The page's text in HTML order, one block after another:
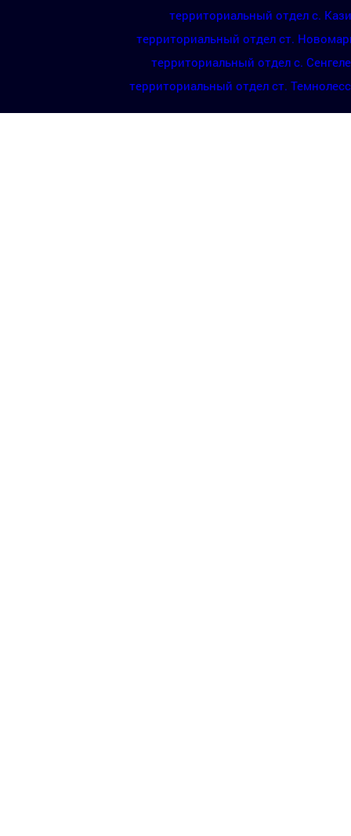
территориальный отдел с.
территориальный отдел ст.
территориальный отдел с.
территориальный отдел ст.